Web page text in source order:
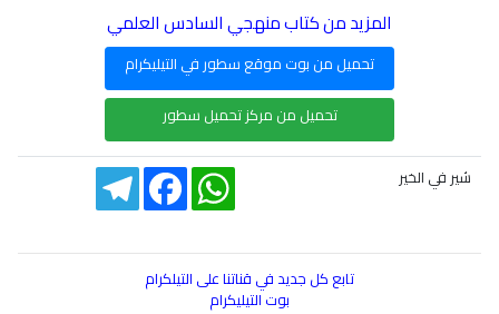
المزيد من كتاب منهجي السادس العلمي
تحميل من بوت موقع سطور في التيليكرام
تحميل من مركز تحميل سطور
شير في الخير TelegramFacebookWhatsApp
تابع كل جديد في قناتنا على التيلكرام
بوت التيليكرام